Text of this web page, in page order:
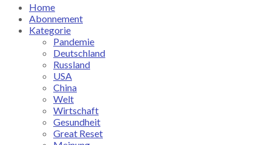
Home
Abonnement
Kategorie
Pandemie
Deutschland
Russland
USA
China
Welt
Wirtschaft
Gesundheit
Great Reset